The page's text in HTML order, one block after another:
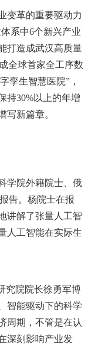
变革的重要驱动力
系中6个新兴产业
打造成武汉高质量
全球首家全工序数
孪生智慧医院”，
持30%以上的年增
写新篇章。
学院外籍院士、俄
告。杨院士在报
讲解了张量人工智
人工智能在实际生
究院院长徐勇军博
智能驱动下的科学
周期，不管是在认
深刻影响产业发